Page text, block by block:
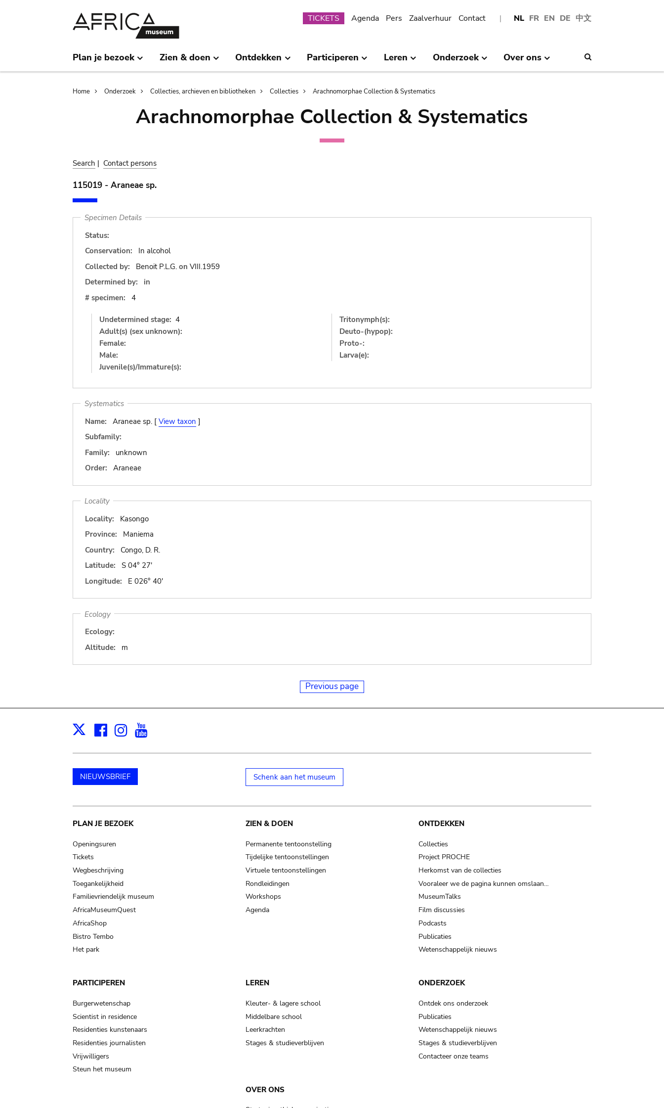
NL FR EN DE 中文
Submenu
TICKETS Agenda Pers Zaalverhuur Contact
Plan je bezoek Zien & doen Ontdekken Participeren Leren Onderzoek Over ons
Breadcrumb
Home Onderzoek Collecties, archieven en bibliotheken Collecties Arachnomorphae Collection & Systematics
Arachnomorphae Collection & Systematics
Search | Contact persons
115019 - Araneae sp.
Specimen Details
Status:
Conservation:
In alcohol
Collected by:
Benoit P.L.G. on VIII.1959
Determined by:
in
# specimen:
4
Undetermined stage: 4
Adult(s) (sex unknown):
Female:
Male:
Juvenile(s)/Immature(s):
Tritonymph(s):
Deuto-(hypop):
Proto-:
Larva(e):
Systematics
Name:
Araneae sp. [ View taxon ]
Subfamily:
Family:
unknown
Order:
Araneae
Locality
Locality:
Kasongo
Province:
Maniema
Country:
Congo, D. R.
Latitude:
S 04° 27'
Longitude:
E 026° 40'
Ecology
Ecology:
Altitude:
m
Previous page
X Facebook
Instagram
NIEUWSBRIEF Schenk aan het museum
Main
navigation
PLAN JE BEZOEK
Openingsuren
Tickets
Wegbeschrijving
Toegankelijkheid
Familievriendelijk museum
AfricaMuseumQuest
AfricaShop
Bistro Tembo
Het park
ZIEN & DOEN
Permanente tentoonstelling
Tijdelijke tentoonstellingen
Virtuele tentoonstellingen
Rondleidingen
Workshops
Agenda
ONTDEKKEN
Collecties
Project PROCHE
Herkomst van de collecties
Vooraleer we de pagina kunnen omslaan…
MuseumTalks
Film discussies
Podcasts
Publicaties
Wetenschappelijk nieuws
PARTICIPEREN
Burgerwetenschap
Scientist in residence
Residenties kunstenaars
Residenties journalisten
Vrijwilligers
Steun het museum
LEREN
Kleuter- & lagere school
Middelbare school
Leerkrachten
Stages & studieverblijven
ONDERZOEK
Ontdek ons onderzoek
Publicaties
Wetenschappelijk nieuws
Stages & studieverblijven
Contacteer onze teams
OVER ONS